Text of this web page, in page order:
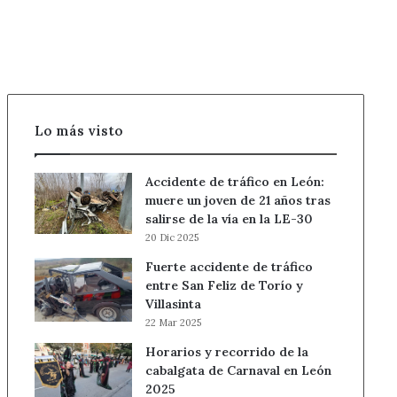
Lo más visto
Accidente de tráfico en León:
muere un joven de 21 años tras
salirse de la vía en la LE-30
20 Dic 2025
Fuerte accidente de tráfico
entre San Feliz de Torío y
Villasinta
22 Mar 2025
Horarios y recorrido de la
cabalgata de Carnaval en León
2025